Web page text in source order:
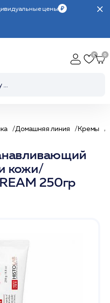
цены
Домашняя линия Кремы
кожи/
250гр